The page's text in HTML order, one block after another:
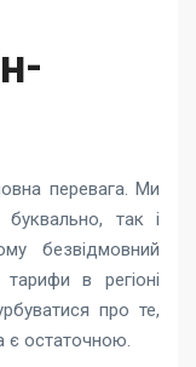
перевага. Ми
так і
безвідмовний
в регіоні
про те,
є остаточною.